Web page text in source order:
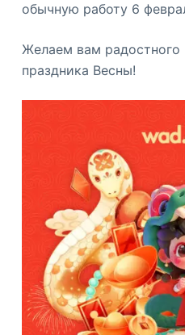
обычную работу 6
Желаем вам
праздника Весны!